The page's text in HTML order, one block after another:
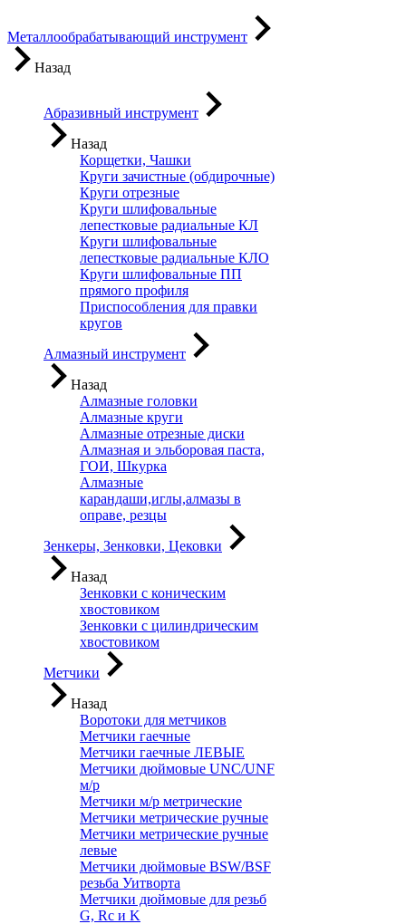
Металлообрабатывающий инструмент
Назад
Абразивный инструмент
Назад
Корщетки, Чашки
Круги зачистные (обдирочные)
Круги отрезные
Круги шлифовальные
лепестковые радиальные КЛ
Круги шлифовальные
лепестковые радиальные КЛО
Круги шлифовальные ПП
прямого профиля
Приспособления для правки
кругов
Алмазный инструмент
Назад
Алмазные головки
Алмазные круги
Алмазные отрезные диски
Алмазная и эльборовая паста,
ГОИ, Шкурка
Алмазные
карандаши,иглы,алмазы в
оправе, резцы
Зенкеры, Зенковки, Цековки
Назад
Зенковки с коническим
хвостовиком
Зенковки с цилиндрическим
хвостовиком
Метчики
Назад
Воротоки для метчиков
Метчики гаечные
Метчики гаечные ЛЕВЫЕ
Метчики дюймовые UNC/UNF
м/р
Метчики м/р метрические
Метчики метрические ручные
Метчики метрические ручные
левые
Метчики дюймовые BSW/BSF
резьба Уитворта
Метчики дюймовые для резьб
G, Rc и K